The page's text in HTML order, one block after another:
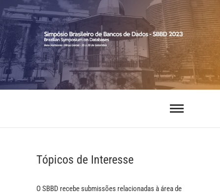
Skip
to
content
Tópicos de Interesse
O SBBD recebe submissões relacionadas à área de